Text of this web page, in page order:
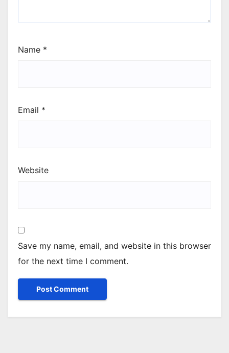
Name *
Email *
Website
Save my name, email, and website in this browser
for the next time I comment.